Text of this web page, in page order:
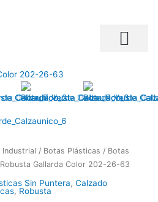
Industrial / Botas Plásticas / Botas
Gallarda Color 202-26-63
Sin Puntera, Calzado
, Robusta